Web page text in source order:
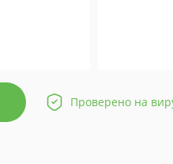
Проверено на